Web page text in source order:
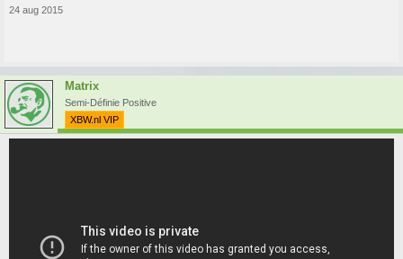
24 aug 2015
Matrix
Semi-Définie Positive
XBW.nl VIP